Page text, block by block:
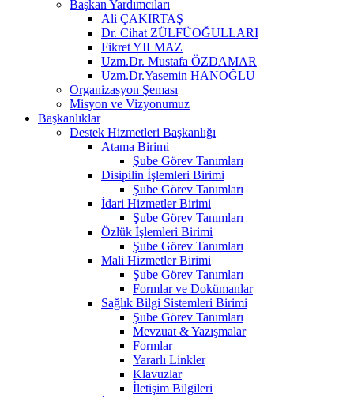
Başkan Yardımcıları
Ali ÇAKIRTAŞ
Dr. Cihat ZÜLFÜOĞULLARI
Fikret YILMAZ
Uzm.Dr. Mustafa ÖZDAMAR
Uzm.Dr.Yasemin HANOĞLU
Organizasyon Şeması
Misyon ve Vizyonumuz
Başkanlıklar
Destek Hizmetleri Başkanlığı
Atama Birimi
Şube Görev Tanımları
Disipilin İşlemleri Birimi
Şube Görev Tanımları
İdari Hizmetler Birimi
Şube Görev Tanımları
Özlük İşlemleri Birimi
Şube Görev Tanımları
Mali Hizmetler Birimi
Şube Görev Tanımları
Formlar ve Dokümanlar
Sağlık Bilgi Sistemleri Birimi
Şube Görev Tanımları
Mevzuat & Yazışmalar
Formlar
Yararlı Linkler
Klavuzlar
İletişim Bilgileri